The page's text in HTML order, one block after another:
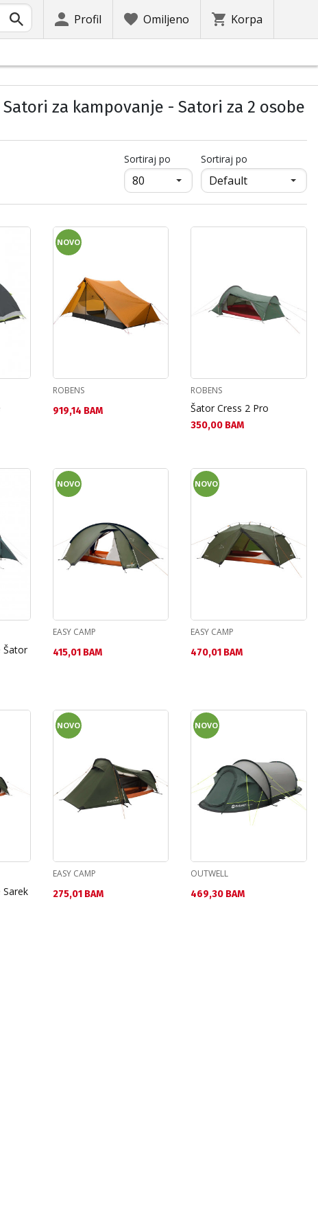
Profil Omiljeno Korpa
Satori za kampovanje - Satori za 2 osobe
Sortiraj po продукти на страница
Sortiraj po
NOVO
ROBENS
Текуща цена:
919,14 BAM
ROBENS
Šator Cress 2 Pro
Текуща цена:
350,00 BAM
Šator
NOVO
EASY CAMP
Текуща цена:
415,01 BAM
NOVO
EASY CAMP
Текуща цена:
470,01 BAM
NOVO
EASY CAMP
Текуща цена:
275,01 BAM
NOVO
OUTWELL
Текуща цена:
469,30 BAM